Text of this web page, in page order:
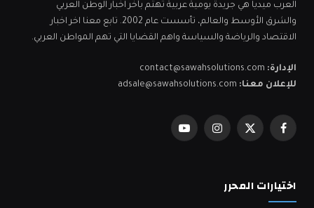
العرب ميديا هي جريدة يومية عربية تهتم بآخر اخبار الوطن العربي
والشرق الأوسط والعالم، تأسست عام 2002. تابع معنا اخر اخبار
الاقتصاد والرياضة والسياسة واهم القضايا التي تهم المواطن العربي.
الإدارة: contact@sawahsolutions.com
للإعلان معنا: adsale@sawahsolutions.com
فيسبوكX
الانستغراميوتيوب
اختيارات المحرر